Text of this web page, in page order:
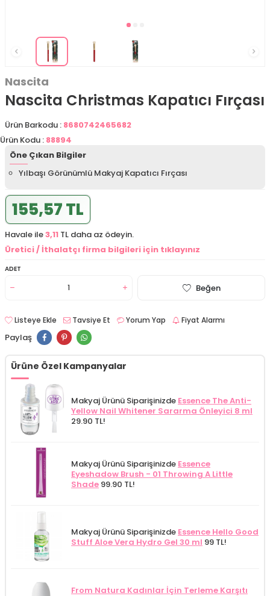
Nascita
Nascita Christmas Kapatıcı Fırçası
Ürün Barkodu : 8680742465682
Ürün Kodu : 88894
Öne Çıkan Bilgiler
Yılbaşı Görünümlü Makyaj Kapatıcı Fırçası
155,57 TL
Havale ile3,11 TL daha az ödeyin.
Üretici / İthalatçı firma bilgileri için tıklayınız
ADET
Beğen
Listeye Ekle Tavsiye Et Yorum Yap Fiyat Alarmı
Paylaş
Ürüne Özel Kampanyalar
Makyaj Ürünü Siparişinizde Essence The Anti-
Yellow Nail Whitener Sararma Önleyici 8 ml
29.90 TL!
Makyaj Ürünü Siparişinizde Essence
Eyeshadow Brush - 01 Throwing A Little
Shade 99.90 TL!
Makyaj Ürünü Siparişinizde Essence Hello Good
Stuff Aloe Vera Hydro Gel 30 ml 99 TL!
From Natura Kadınlar İçin Terleme Karşıtı